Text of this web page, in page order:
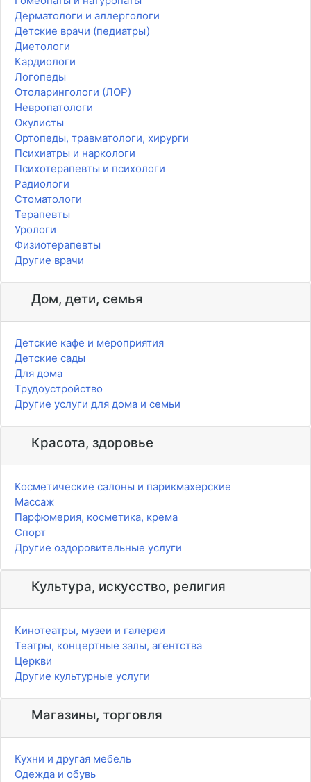
Дерматологи и аллергологи
Детские врачи (педиатры)
Диетологи
Кардиологи
Логопеды
Отоларингологи (ЛОР)
Невропатологи
Окулисты
Ортопеды, травматологи, хирурги
Психиатры и наркологи
Психотерапевты и психологи
Радиологи
Стоматологи
Терапевты
Урологи
Физиотерапевты
Другие врачи
Дом, дети, семья
Детские кафе и мероприятия
Детские сады
Для дома
Трудоустройство
Другие услуги для дома и семьи
Красота, здоровье
Косметические салоны и парикмахерские
Массаж
Парфюмерия, косметика, крема
Спорт
Другие оздоровительные услуги
Культура, искусство, религия
Кинотеатры, музеи и галереи
Театры, концертные залы, агентства
Церкви
Другие культурные услуги
Магазины, торговля
Кухни и другая мебель
Одежда и обувь